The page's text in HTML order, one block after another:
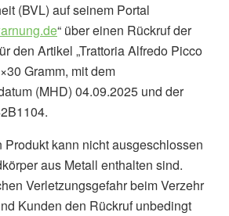
(BVL) auf seinem Portal
“ über einen Rückruf der
den Artikel „Trattoria Alfredo Picco
Gramm, mit dem
(MHD) 04.09.2025 und der
Produkt kann nicht ausgeschlossen
aus Metall enthalten sind.
Verletzungsgefahr beim Verzehr
Kunden den Rückruf unbedingt